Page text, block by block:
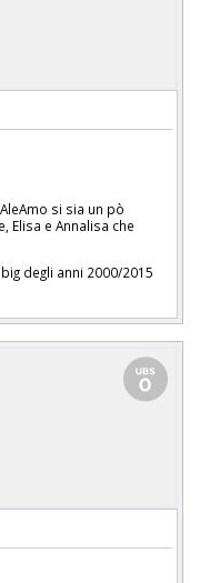
si sia un pò
Elisa e Annalisa che
degli anni 2000/2015